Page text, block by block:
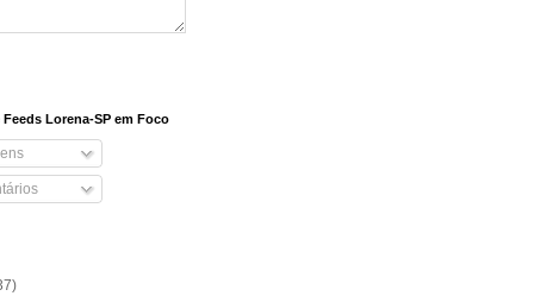
Lorena-SP em Foco